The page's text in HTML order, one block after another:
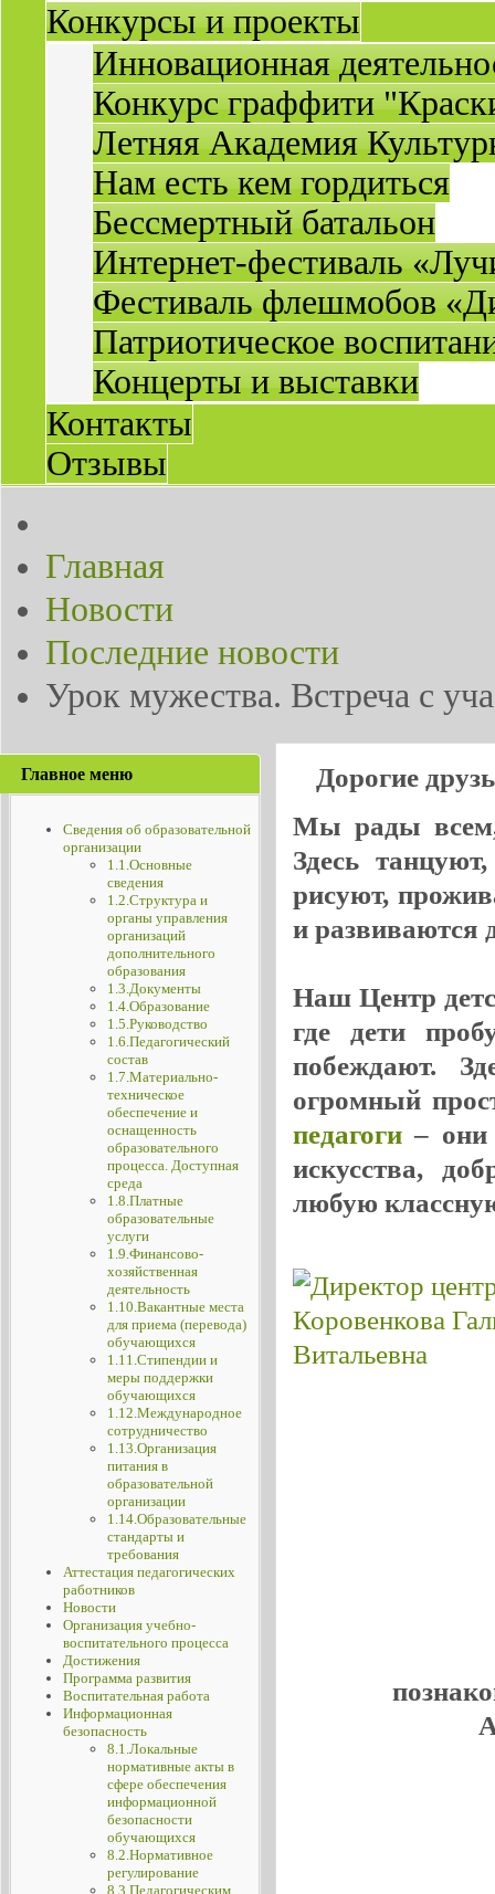
Конкурсы и проекты
Инновационная
Конкурс граффити
Летняя Академия
Нам есть кем гордиться
Бессмертный батальон
Интернет-фестиваль
Фестиваль флешмобов
Патриотическое
Концерты и выставки
Контакты
Отзывы
Главная
Новости
Последние новости
Урок мужества. Встреча с
Главное меню
Сведения об образовательной
организации
1.1.Основные
сведения
1.2.Структура и
органы управления
организаций
дополнительного
образования
1.3.Документы
1.4.Образование
1.5.Руководство
1.6.Педагогический
состав
1.7.Материально-
техническое
обеспечение и
оснащенность
образовательного
процесса. Доступная
среда
1.8.Платные
образовательные
услуги
1.9.Финансово-
хозяйственная
деятельность
1.10.Вакантные места
для приема (перевода)
обучающихся
1.11.Стипендии и
меры поддержки
обучающихся
1.12.Международное
сотрудничество
1.13.Организация
питания в
образовательной
организации
1.14.Образовательные
стандарты и
требования
Аттестация педагогических
работников
Новости
Организация учебно-
воспитательного процесса
Достижения
Программа развития
Воспитательная работа
Информационная
безопасность
8.1.Локальные
нормативные акты в
сфере обеспечения
информационной
безопасности
обучающихся
8.2.Нормативное
регулирование
8.3.Педагогическим
Дорогие
Мы рады всем,
Здесь
рисуют,
и развиваются
Наш Центр
где дети
побеждают.
огромный
педагоги– они
искусства,
любую